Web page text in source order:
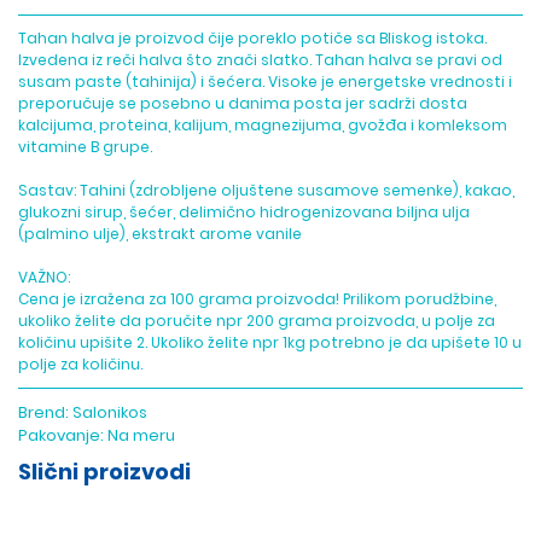
Tahan halva je proizvod čije poreklo potiče sa Bliskog istoka.
Izvedena iz reči halva što znači slatko. Tahan halva se pravi od
susam paste (tahinija) i šećera. Visoke je energetske vrednosti i
preporučuje se posebno u danima posta jer sadrži dosta
kalcijuma, proteina, kalijum, magnezijuma, gvožđa i komleksom
vitamine B grupe.
Sastav: Tahini (zdrobljene oljuštene susamove semenke), kakao,
glukozni sirup, šećer, delimično hidrogenizovana biljna ulja
(palmino ulje), ekstrakt arome vanile
VAŽNO:
Cena je izražena za 100 grama proizvoda! Prilikom porudžbine,
ukoliko želite da poručite npr 200 grama proizvoda, u polje za
količinu upišite 2. Ukoliko želite npr 1kg potrebno je da upišete 10 u
polje za količinu.
Brend:Salonikos
Pakovanje:Na meru
Slični proizvodi